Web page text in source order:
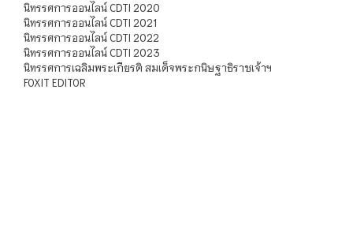
นิทรรศการออนไลน์ CDTI 2020
นิทรรศการออนไลน์ CDTI 2021
นิทรรศการออนไลน์ CDTI 2022
นิทรรศการออนไลน์ CDTI 2023
นิทรรศการเฉลิมพระเกียรติ สมเด็จพระกนิษฐาธิราชเจ้าฯ
FOXIT EDITOR